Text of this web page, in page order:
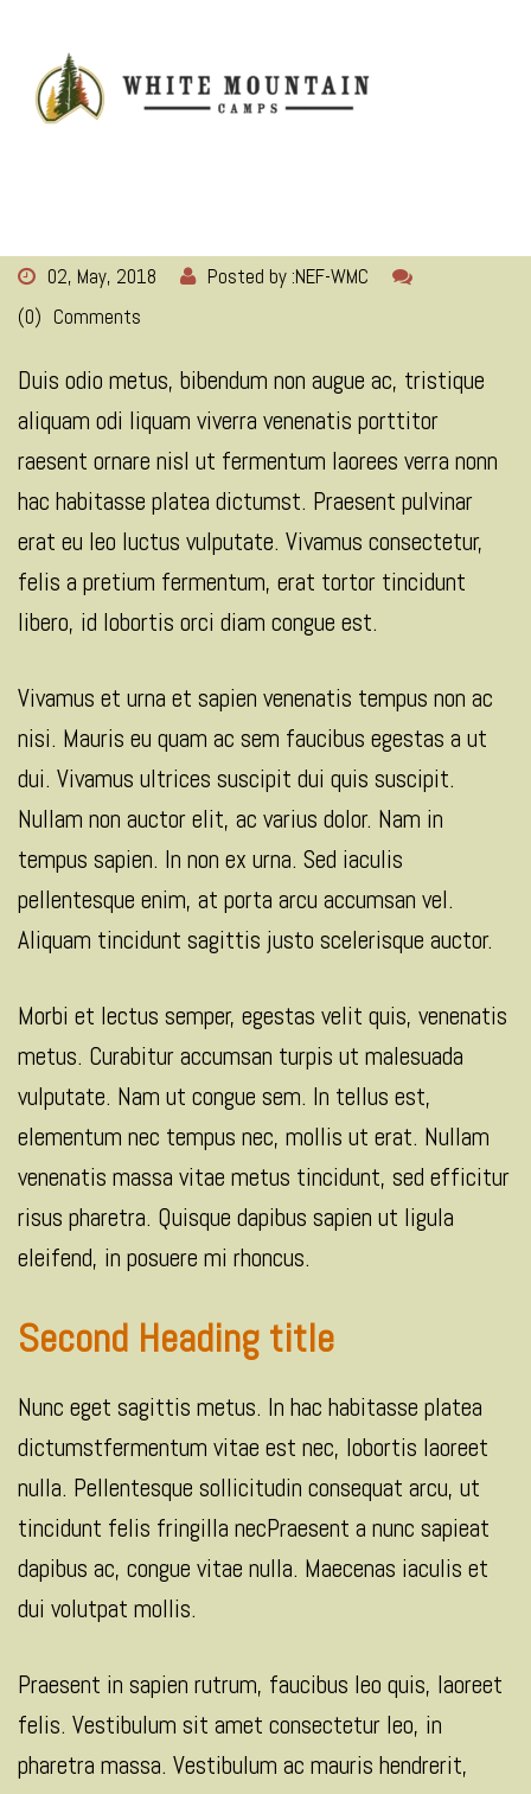
02, May, 2018 Posted by :NEF-WMC
(0) Comments
Duis odio metus, bibendum non augue ac, tristique
aliquam odi liquam viverra venenatis porttitor
raesent ornare nisl ut fermentum laorees verra nonn
hac habitasse platea dictumst. Praesent pulvinar
erat eu leo luctus vulputate. Vivamus consectetur,
felis a pretium fermentum, erat tortor tincidunt
libero, id lobortis orci diam congue est.
Vivamus et urna et sapien venenatis tempus non ac
nisi. Mauris eu quam ac sem faucibus egestas a ut
dui. Vivamus ultrices suscipit dui quis suscipit.
Nullam non auctor elit, ac varius dolor. Nam in
tempus sapien. In non ex urna. Sed iaculis
pellentesque enim, at porta arcu accumsan vel.
Aliquam tincidunt sagittis justo scelerisque auctor.
Morbi et lectus semper, egestas velit quis, venenatis
metus. Curabitur accumsan turpis ut malesuada
vulputate. Nam ut congue sem. In tellus est,
elementum nec tempus nec, mollis ut erat. Nullam
venenatis massa vitae metus tincidunt, sed efficitur
risus pharetra. Quisque dapibus sapien ut ligula
eleifend, in posuere mi rhoncus.
Second Heading title
Nunc eget sagittis metus. In hac habitasse platea
dictumstfermentum vitae est nec, lobortis laoreet
nulla. Pellentesque sollicitudin consequat arcu, ut
tincidunt felis fringilla necPraesent a nunc sapieat
dapibus ac, congue vitae nulla. Maecenas iaculis et
dui volutpat mollis.
Praesent in sapien rutrum, faucibus leo quis, laoreet
felis. Vestibulum sit amet consectetur leo, in
pharetra massa. Vestibulum ac mauris hendrerit,